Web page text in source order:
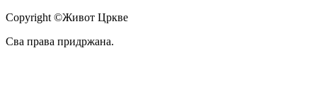
Copyright ©Живот Цркве
Сва права придржана.